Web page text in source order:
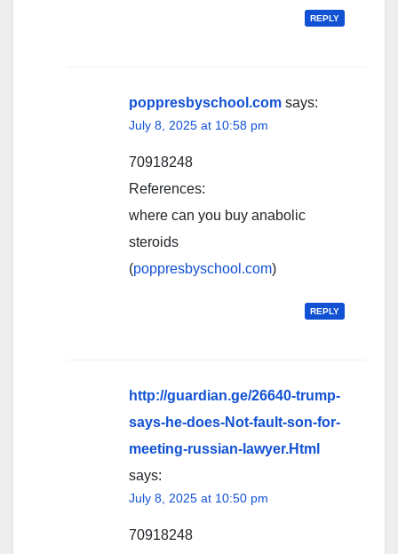
REPLY
poppresbyschool.com says:
July 8, 2025 at 10:58 pm
70918248
References:
where can you buy anabolic
steroids
(poppresbyschool.com)
REPLY
http://guardian.ge/26640-trump-
says-he-does-Not-fault-son-for-
meeting-russian-lawyer.Html
says:
July 8, 2025 at 10:50 pm
70918248